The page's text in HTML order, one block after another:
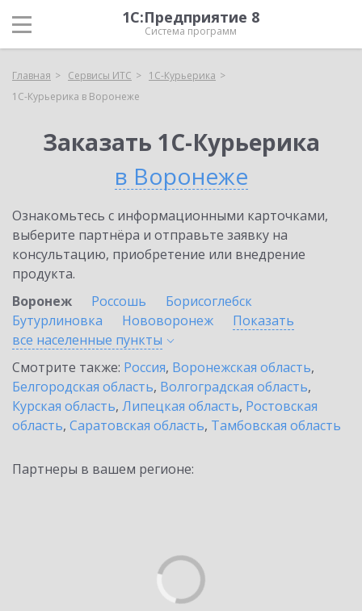
1С:Предприятие 8
Система программ
Главная Сервисы ИТС
1С-Курьерика
1С-Курьерика в Воронеже
Заказать 1С-Курьерика
в Воронеже
Ознакомьтесь с информационными карточками,
выберите партнёра и отправьте заявку на
консультацию, приобретение или внедрение
продукта.
Воронеж
Россошь
Борисоглебск
Бутурлиновка
Нововоронеж
Показать
все населенные пункты
Смотрите также: Россия, Воронежская область,
Белгородская область, Волгоградская область,
Курская область, Липецкая область, Ростовская
область, Саратовская область, Тамбовская область
Партнеры в вашем регионе: